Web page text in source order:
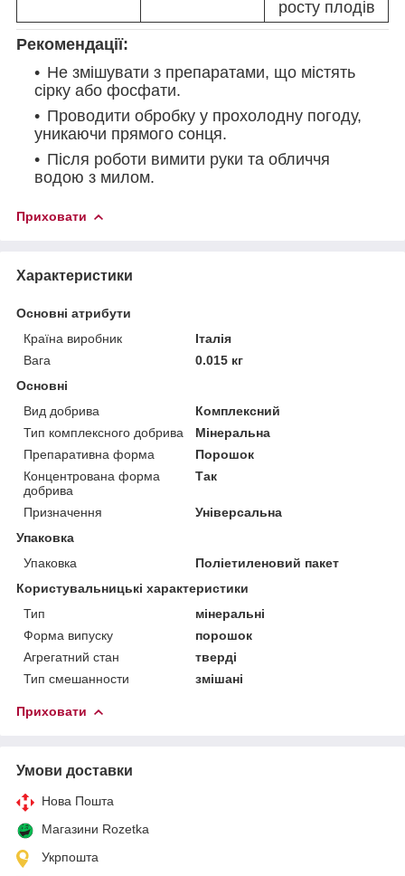
росту плодів
Рекомендації:
Не змішувати з препаратами, що містять
сірку або фосфати.
Проводити обробку у прохолодну погоду,
уникаючи прямого сонця.
Після роботи вимити руки та обличчя
водою з милом.
Приховати
Характеристики
Основні атрибути
Країна виробник
Італія
Вага
0.015 кг
Основні
Вид добрива
Комплексний
Тип комплексного добрива
Мінеральна
Препаративна форма
Порошок
Концентрована форма
добрива
Так
Призначення
Універсальна
Упаковка
Упаковка
Поліетиленовий пакет
Користувальницькі характеристики
Тип
мінеральні
Форма випуску
порошок
Агрегатний стан
тверді
Тип смешанности
змішані
Приховати
Умови доставки
Нова Пошта
Магазини Rozetka
Укрпошта